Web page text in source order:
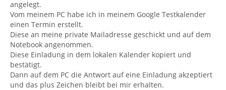
angelegt.
Vom meinem PC habe ich in meinem Google Testkalender
einen Termin erstellt.
Diese an meine private Mailadresse geschickt und auf dem
Notebook angenommen.
Diese Einladung in dem lokalen Kalender kopiert und
bestätigt.
Dann auf dem PC die Antwort auf eine Einladung akzeptiert
und das plus Zeichen bleibt bei mir erhalten.